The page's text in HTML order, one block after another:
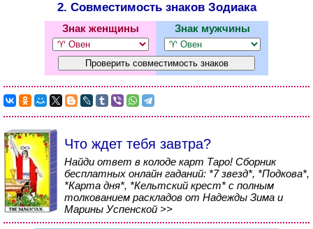
2. Совместимость знаков Зодиака
Знак женщины Знак мужчины
Что ждет тебя завтра?
Найди ответ в колоде карт Таро! Сборник
бесплатных онлайн гаданий: *7 звезд*, *Подкова*,
*Карта дня*, *Кельтский крест* с полным
толкованием раскладов от Надежды Зима и
Марины Успенской >>